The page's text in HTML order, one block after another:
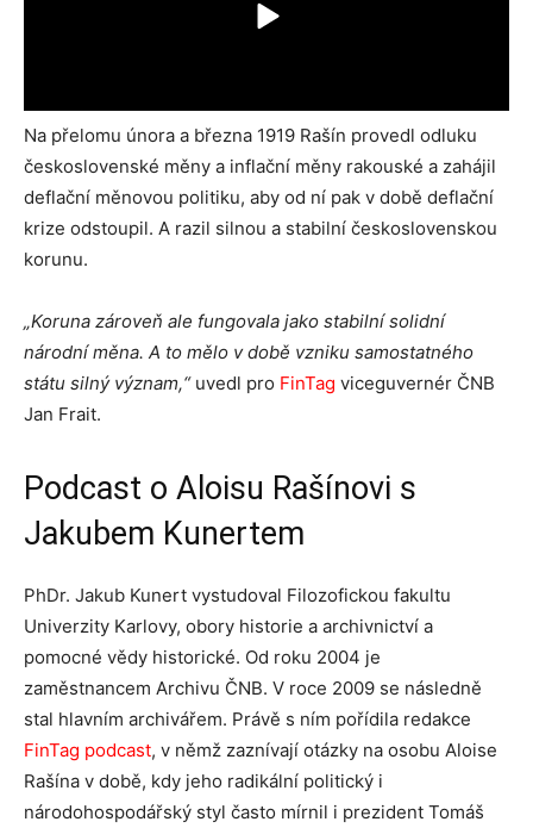
Na přelomu února a března 1919 Rašín provedl odluku
československé měny a inflační měny rakouské a zahájil
deflační měnovou politiku, aby od ní pak v době deflační
krize odstoupil. A razil silnou a stabilní československou
korunu.
„Koruna zároveň ale fungovala jako stabilní solidní
národní měna. A to mělo v době vzniku samostatného
státu silný význam,“uvedl pro FinTag viceguvernér ČNB
Jan Frait.
Podcast o Aloisu Rašínovi s
Jakubem Kunertem
PhDr. Jakub Kunert vystudoval Filozofickou fakultu
Univerzity Karlovy, obory historie a archivnictví a
pomocné vědy historické. Od roku 2004 je
zaměstnancem Archivu ČNB. V roce 2009 se následně
stal hlavním archivářem. Právě s ním pořídila redakce
FinTag podcast, v němž zaznívají otázky na osobu Aloise
Rašína v době, kdy jeho radikální politický i
národohospodářský styl často mírnil i prezident Tomáš